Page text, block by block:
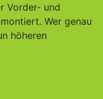
Vorder- und
Wer genau
höheren